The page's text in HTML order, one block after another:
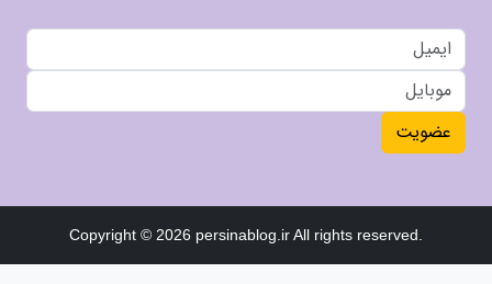
عضویت
Copyright © 2026 persinablog.ir All rights reserved.